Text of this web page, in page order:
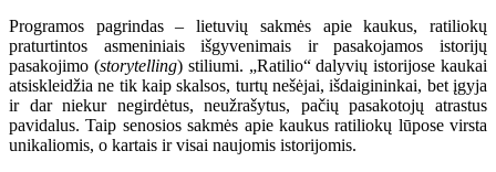
Programos pagrindas – lietuvių sakmės apie kaukus, ratiliokų
praturtintos asmeniniais išgyvenimais ir pasakojamos istorijų
pasakojimo (storytelling) stiliumi. „Ratilio“ dalyvių istorijose kaukai
atsiskleidžia ne tik kaip skalsos, turtų nešėjai, išdaigininkai, bet įgyja
ir dar niekur negirdėtus, neužrašytus, pačių pasakotojų atrastus
pavidalus. Taip senosios sakmės apie kaukus ratiliokų lūpose virsta
unikaliomis, o kartais ir visai naujomis istorijomis.